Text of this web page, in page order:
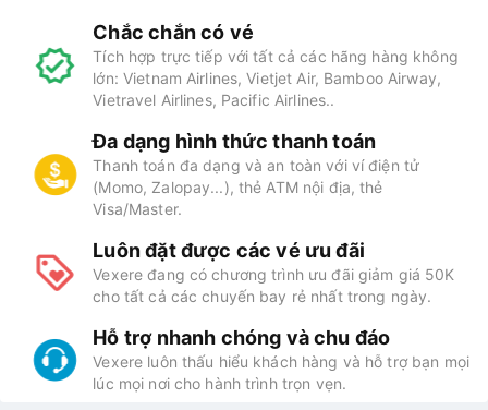
Chắc chắn có vé
Tích hợp trực tiếp với tất cả các hãng hàng không
lớn: Vietnam Airlines, Vietjet Air, Bamboo Airway,
Vietravel Airlines, Pacific Airlines..
Đa dạng hình thức thanh toán
Thanh toán đa dạng và an toàn với ví điện tử
(Momo, Zalopay...), thẻ ATM nội địa, thẻ
Visa/Master.
Luôn đặt được các vé ưu đãi
Vexere đang có chương trình ưu đãi giảm giá 50K
cho tất cả các chuyến bay rẻ nhất trong ngày.
Hỗ trợ nhanh chóng và chu đáo
Vexere luôn thấu hiểu khách hàng và hỗ trợ bạn mọi
lúc mọi nơi cho hành trình trọn vẹn.